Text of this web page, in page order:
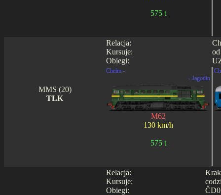
575 t
Relacja:
Kursuje:
Obiegi:
MMS (20)
TLK
Chełm -
- Jagodin
M62
130 km/h
575 t
Relacja:
Kursuje:
Obiegi: